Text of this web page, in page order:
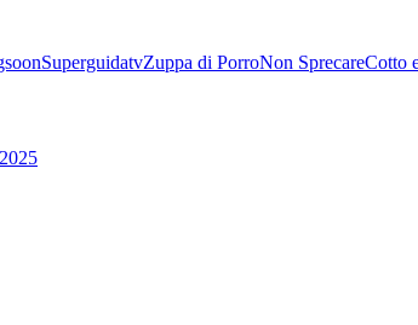
SuperguidatvZuppa di PorroNon SprecareCotto